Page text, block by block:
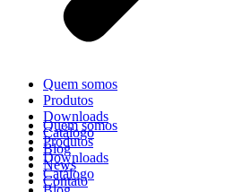
Quem somos
Produtos
Downloads
Catálogo
Quem somos
Produtos
Downloads
Catálogo
Blog
News
Contato